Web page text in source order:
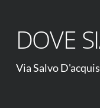
DOVE
Via Salvo